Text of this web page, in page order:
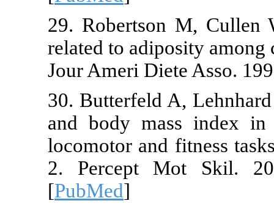
29.
related to
Jour Ameri
30. Butterfeld
and body
locomotor
2. Percept